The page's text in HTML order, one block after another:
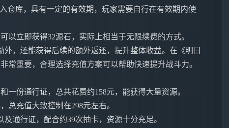
仓库，具有一定的有效期，玩家需要自行在有效期内使
以立即获得32源石，实际上相当于无限续费的方式。
，还能获得后续的额外返还，提升整体收益。在《明日
常重要，合理选择充值方案可以帮助快速提升战斗力。
一份通行证，总共花费约158元，能获得大量资源。
总充值大致控制在298元左右。
通行证，配合约39次抽卡，资源十分充足。